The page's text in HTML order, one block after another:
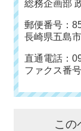
総務企画部
郵便番号：
長崎県五島
直通電話：
ファクス番
この